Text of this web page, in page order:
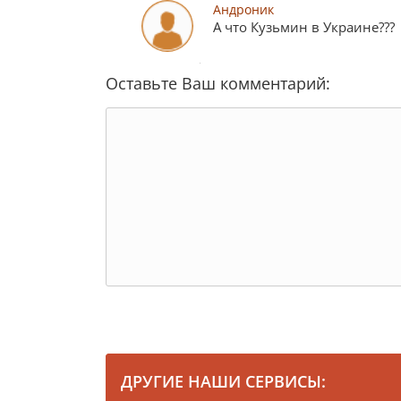
Андроник
А что Кузьмин в Украине???
Оставьте Ваш комментарий:
ДРУГИЕ НАШИ СЕРВИСЫ: